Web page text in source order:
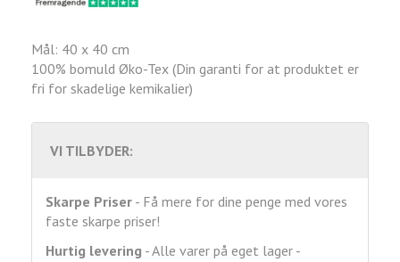
Mål: 40 x 40 cm
100% bomuld Øko-Tex (Din garanti for at produktet er
fri for skadelige kemikalier)
VI TILBYDER:
Skarpe Priser - Få mere for dine penge med vores
faste skarpe priser!
Hurtig levering - Alle varer på eget lager -